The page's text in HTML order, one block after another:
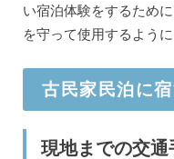
い宿泊体験をするため
を守って使用するように
古民家民泊に
現地までの交通